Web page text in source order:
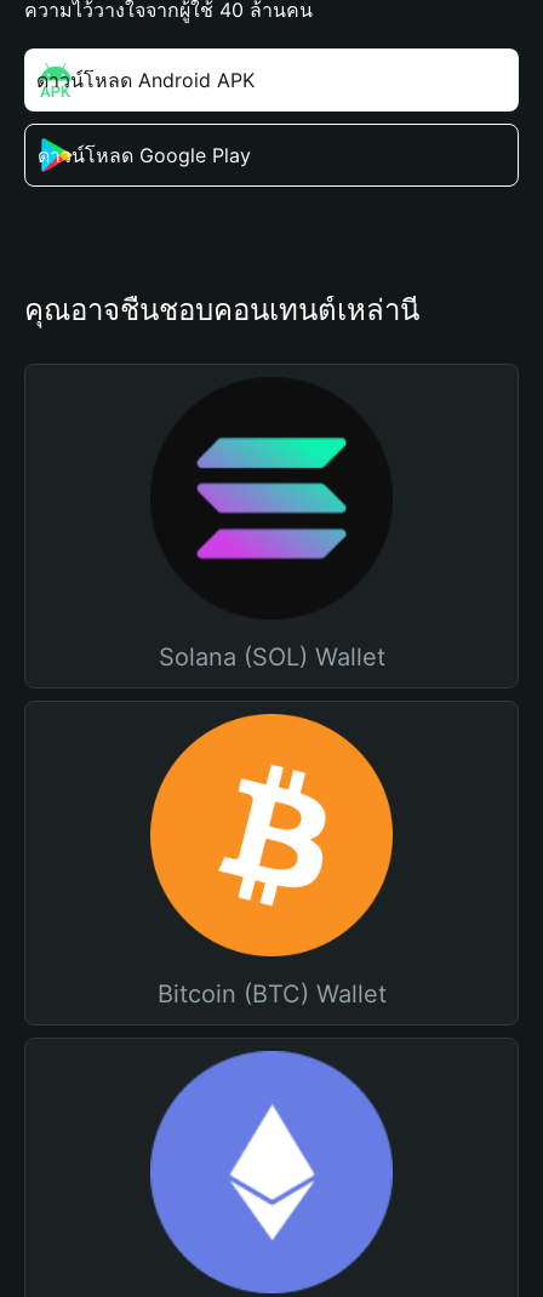
ความไว้วางใจจากผู้ใช้ 40 ล้านคน
ดาวน์โหลด Android APK
ดาวน์โหลด Google Play
คุณอาจชื่นชอบคอนเทนต์เหล่านี้
Solana (SOL) Wallet
Bitcoin (BTC) Wallet